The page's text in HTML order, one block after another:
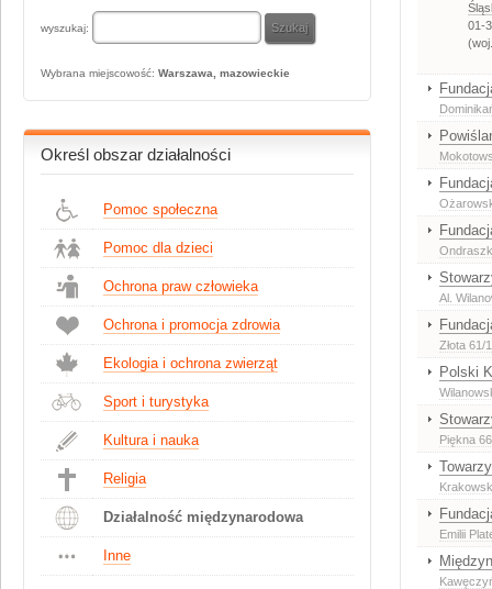
wyszukaj:
Wybrana miejscowość: Warszawa, mazowieckie
Określ obszar działalności
Pomoc społeczna
Pomoc dla dzieci
Ochrona praw człowieka
Ochrona i promocja zdrowia
Ekologia i ochrona zwierząt
Sport i turystyka
Kultura i nauka
Religia
Działalność międzynarodowa
Inne
01-
Al.
Złota 61/
Polski
Piękna
Emilii